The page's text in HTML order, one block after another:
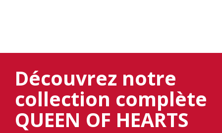
Découvrez notre
collection complète
QUEEN OF HEARTS